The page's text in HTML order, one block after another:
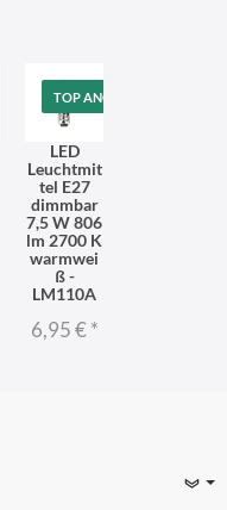
TOP ANGEBOT
LED
Leuchtmit
tel E27
dimmbar
7,5 W 806
lm 2700 K
warmwei
ß -
LM110A
6,95 €*